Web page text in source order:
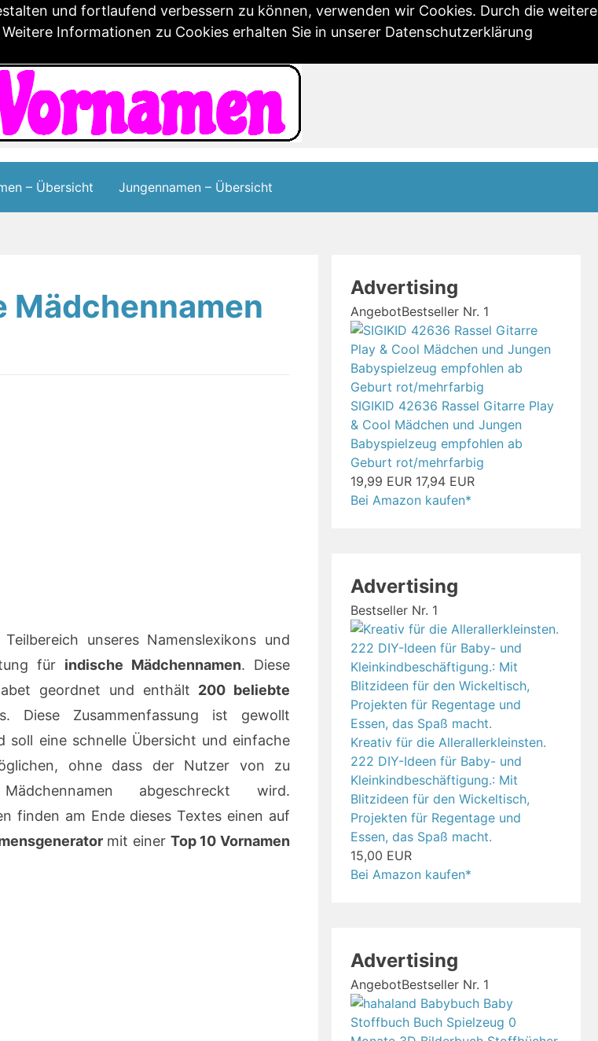
und fortlaufend verbessern zu können, verwenden wir Cookies. Durch die weitere
Informationen zu Cookies erhalten Sie in unserer Datenschutzerklärung
– Übersicht Jungennamen – Übersicht
Mädchennamen
unseres Namenslexikons und
für indische Mädchennamen. Diese
geordnet und enthält 200 beliebte
Diese Zusammenfassung ist gewollt
soll eine schnelle Übersicht und einfache
ohne dass der Nutzer von zu
abgeschreckt wird.
finden am Ende dieses Textes einen auf
mit einer Top 10 Vornamen
Advertising
AngebotBestseller Nr. 1
SIGIKID 42636 Rassel Gitarre Play
& Cool Mädchen und Jungen
Babyspielzeug empfohlen ab
Geburt rot/mehrfarbig
19,99 EUR 17,94 EUR
Bei Amazon kaufen*
Advertising
Bestseller Nr. 1
Kreativ für die Allerallerkleinsten.
222 DIY-Ideen für Baby- und
Kleinkindbeschäftigung.: Mit
Blitzideen für den Wickeltisch,
Projekten für Regentage und
Essen, das Spaß macht.
15,00 EUR
Bei Amazon kaufen*
Advertising
AngebotBestseller Nr. 1